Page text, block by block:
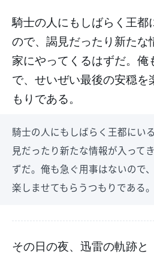
騎士の人にもしばらく王都
ので、謁見だったり新たな
家にやってくるはずだ。俺
で、せいぜい最後の安穏を
もりである。
騎士の人にもしばらく王都にい
見だったり新たな情報が入って
ずだ。俺も急ぐ用事はないので
楽しませてもらうつもりである。
その日の夜、迅雷の軌跡と